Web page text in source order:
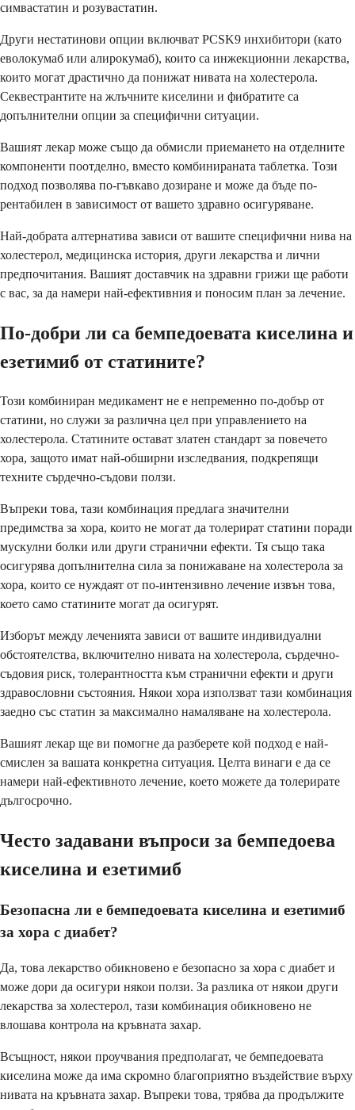
симвастатин и розувастатин.
Други нестатинови опции включват PCSK9 инхибитори (като
еволокумаб или алирокумаб), които са инжекционни лекарства,
които могат драстично да понижат нивата на холестерола.
Секвестрантите на жлъчните киселини и фибратите са
допълнителни опции за специфични ситуации.
Вашият лекар може също да обмисли приемането на отделните
компоненти поотделно, вместо комбинираната таблетка. Този
подход позволява по-гъвкаво дозиране и може да бъде по-
рентабилен в зависимост от вашето здравно осигуряване.
Най-добрата алтернатива зависи от вашите специфични нива на
холестерол, медицинска история, други лекарства и лични
предпочитания. Вашият доставчик на здравни грижи ще работи
с вас, за да намери най-ефективния и поносим план за лечение.
По-добри ли са бемпедоевата киселина и
езетимиб от статините?
Този комбиниран медикамент не е непременно по-добър от
статини, но служи за различна цел при управлението на
холестерола. Статините остават златен стандарт за повечето
хора, защото имат най-обширни изследвания, подкрепящи
техните сърдечно-съдови ползи.
Въпреки това, тази комбинация предлага значителни
предимства за хора, които не могат да толерират статини поради
мускулни болки или други странични ефекти. Тя също така
осигурява допълнителна сила за понижаване на холестерола за
хора, които се нуждаят от по-интензивно лечение извън това,
което само статините могат да осигурят.
Изборът между леченията зависи от вашите индивидуални
обстоятелства, включително нивата на холестерола, сърдечно-
съдовия риск, толерантността към странични ефекти и други
здравословни състояния. Някои хора използват тази комбинация
заедно със статин за максимално намаляване на холестерола.
Вашият лекар ще ви помогне да разберете кой подход е най-
смислен за вашата конкретна ситуация. Целта винаги е да се
намери най-ефективното лечение, което можете да толерирате
дългосрочно.
Често задавани въпроси за бемпедоева
киселина и езетимиб
Безопасна ли е бемпедоевата киселина и езетимиб
за хора с диабет?
Да, това лекарство обикновено е безопасно за хора с диабет и
може дори да осигури някои ползи. За разлика от някои други
лекарства за холестерол, тази комбинация обикновено не
влошава контрола на кръвната захар.
Всъщност, някои проучвания предполагат, че бемпедоевата
киселина може да има скромно благоприятно въздействие върху
нивата на кръвната захар. Въпреки това, трябва да продължите